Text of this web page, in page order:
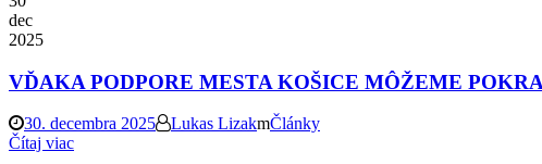
dec
2025
VĎAKA PODPORE MESTA KOŠICE MÔŽEME
30. decembra 2025 Lukas Lizak
Články
Čítaj viac